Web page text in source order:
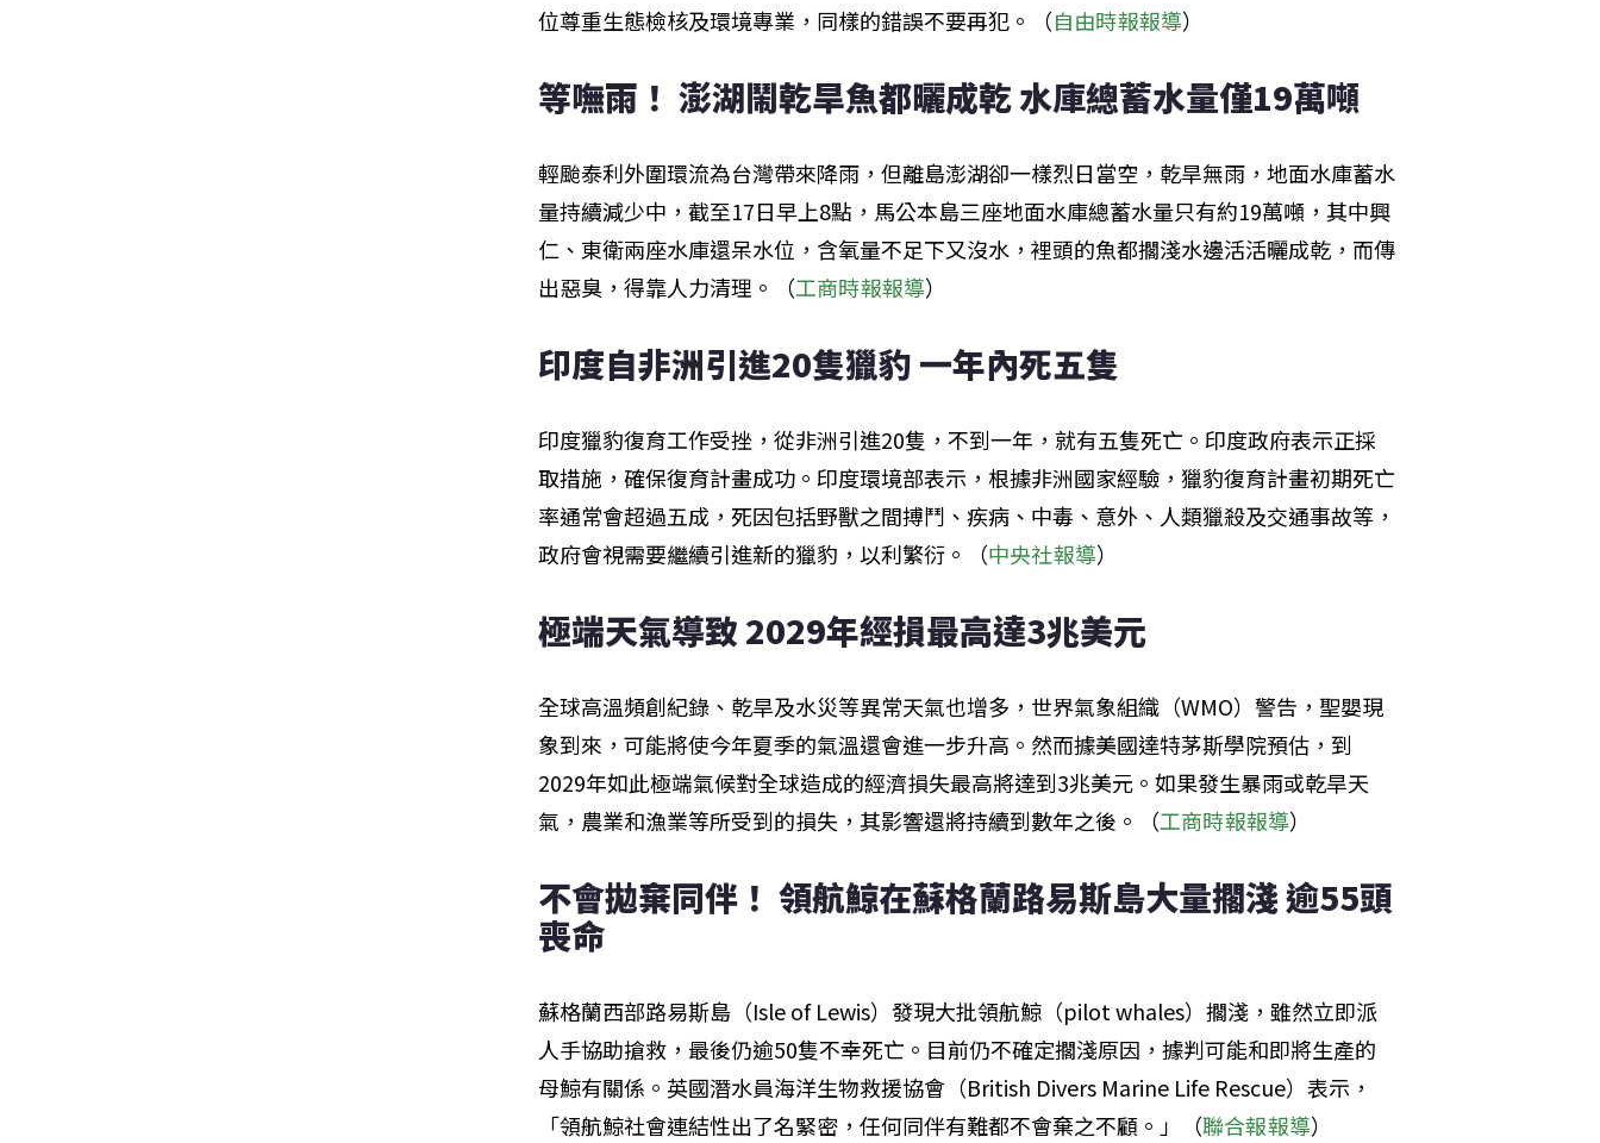
位尊重生態檢核及環境專業，同樣的錯誤不要再犯。（自由時報報導）
等嘸雨！ 澎湖鬧乾旱魚都曬成乾 水庫總蓄水量僅19萬噸
輕颱泰利外圍環流為台灣帶來降雨，但離島澎湖卻一樣烈日當空，乾旱無雨，地面水庫蓄水
量持續減少中，截至17日早上8點，馬公本島三座地面水庫總蓄水量只有約19萬噸，其中興
仁、東衛兩座水庫還呆水位，含氧量不足下又沒水，裡頭的魚都擱淺水邊活活曬成乾，而傳
出惡臭，得靠人力清理。（工商時報報導）
印度自非洲引進20隻獵豹 一年內死五隻
印度獵豹復育工作受挫，從非洲引進20隻，不到一年，就有五隻死亡。印度政府表示正採
取措施，確保復育計畫成功。印度環境部表示，根據非洲國家經驗，獵豹復育計畫初期死亡
率通常會超過五成，死因包括野獸之間搏鬥、疾病、中毒、意外、人類獵殺及交通事故等，
政府會視需要繼續引進新的獵豹，以利繁衍。（中央社報導）
極端天氣導致 2029年經損最高達3兆美元
全球高溫頻創紀錄、乾旱及水災等異常天氣也增多，世界氣象組織（WMO）警告，聖嬰現
象到來，可能將使今年夏季的氣溫還會進一步升高。然而據美國達特茅斯學院預估，到
2029年如此極端氣候對全球造成的經濟損失最高將達到3兆美元。如果發生暴雨或乾旱天
氣，農業和漁業等所受到的損失，其影響還將持續到數年之後。（工商時報報導）
不會拋棄同伴！ 領航鯨在蘇格蘭路易斯島大量擱淺 逾55頭
喪命
蘇格蘭西部路易斯島（Isle of Lewis）發現大批領航鯨（pilot whales）擱淺，雖然立即派
人手協助搶救，最後仍逾50隻不幸死亡。目前仍不確定擱淺原因，據判可能和即將生產的
母鯨有關係。英國潛水員海洋生物救援協會（British Divers Marine Life Rescue）表示，
「領航鯨社會連結性出了名緊密，任何同伴有難都不會棄之不顧。」（聯合報報導）